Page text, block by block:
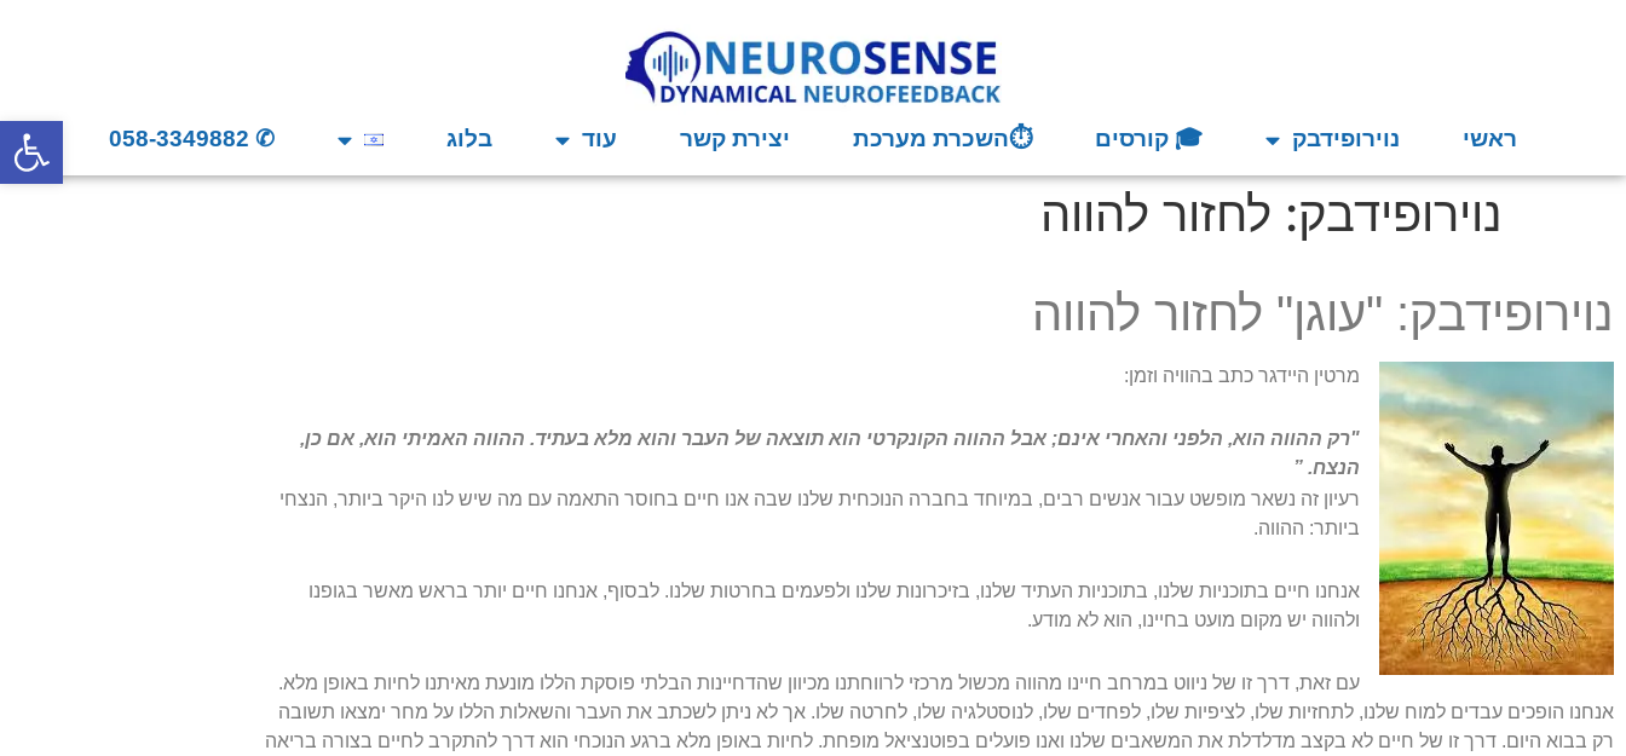
ראשי נוירופידבק 🎓 קורסים ⏱השכרת מערכת יצירת קשר עוד בלוג ✆ 058-3349882
נוירופידבק: לחזור להווה
נוירופידבק: "עוגן" לחזור להווה
מרטין היידגר כתב בהוויה וזמן:
"רק ההווה הוא, הלפני והאחרי אינם; אבל ההווה הקונקרטי הוא תוצאה של העבר והוא מלא בעתיד. ההווה האמיתי הוא, אם כן,
הנצח. ”
רעיון זה נשאר מופשט עבור אנשים רבים, במיוחד בחברה הנוכחית שלנו שבה אנו חיים בחוסר התאמה עם מה שיש לנו היקר ביותר, הנצחי
ביותר: ההווה.
אנחנו חיים בתוכניות שלנו, בתוכניות העתיד שלנו, בזיכרונות שלנו ולפעמים בחרטות שלנו. לבסוף, אנחנו חיים יותר בראש מאשר בגופנו
ולהווה יש מקום מועט בחיינו, הוא לא מודע.
עם זאת, דרך זו של ניווט במרחב חיינו מהווה מכשול מרכזי לרווחתנו מכיוון שהדחיינות הבלתי פוסקת הללו מונעת מאיתנו לחיות באופן מלא.
אנחנו הופכים עבדים למוח שלנו, לתחזיות שלו, לציפיות שלו, לפחדים שלו, לנוסטלגיה שלו, לחרטה שלו. אך לא ניתן לשכתב את העבר והשאלות הללו על מחר ימצאו תשובה
רק בבוא היום. דרך זו של חיים לא בקצב מדלדלת את המשאבים שלנו ואנו פועלים בפוטנציאל מופחת. לחיות באופן מלא ברגע הנוכחי הוא דרך להתקרב לחיים בצורה בריאה
פתח